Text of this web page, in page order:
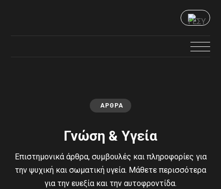
ΆΡΘΡΑ
Γνώση & Υγεία
Επιστημονικά άρθρα, συμβουλές και πληροφορίες για
την ψυχική και σωματική υγεία. Μάθετε περισσότερα
για την ευεξία και την αυτοφροντίδα.